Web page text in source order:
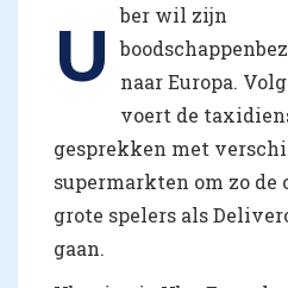
U
ber wil zijn
naar Europa.
voert de
gesprekken met
supermarkten om zo
grote spelers als
gaan.